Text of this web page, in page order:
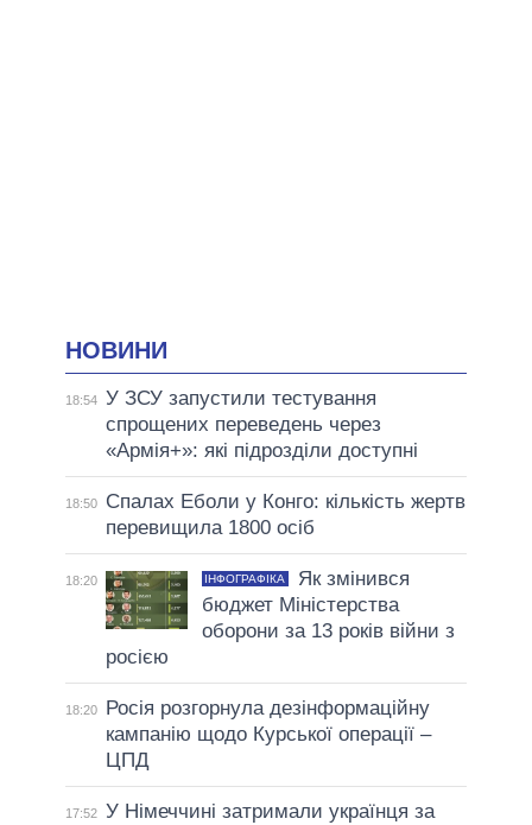
НОВИНИ
18:54 У ЗСУ запустили тестування
спрощених переведень через
«Армія+»: які підрозділи доступні
18:50
Спалах Еболи у Конго: кількість жертв
перевищила 1800 осіб
18:20 ІНФОГРАФІКА
Як змінився
бюджет Міністерства
оборони за 13 років війни з
росією
18:20
Росія розгорнула дезінформаційну
кампанію щодо Курської операції –
ЦПД
17:52 У Німеччині затримали українця за